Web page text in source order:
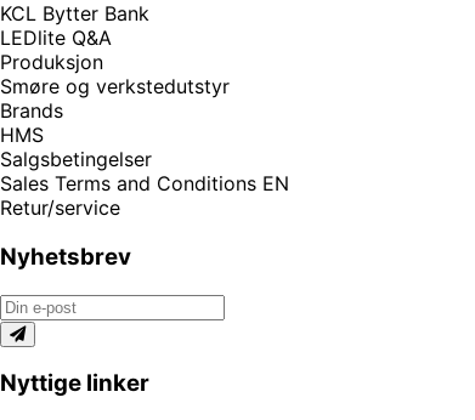
KCL Bytter Bank
LEDlite Q&A
Produksjon
Smøre og verkstedutstyr
Brands
HMS
Salgsbetingelser
Sales Terms and Conditions EN
Retur/service
Nyhetsbrev
Nyttige linker